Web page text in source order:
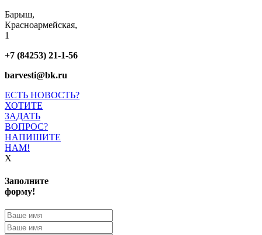
Барыш,
Красноармейская,
1
+7 (84253) 21-1-56
barvesti@bk.ru
ЕСТЬ НОВОСТЬ?
ХОТИТЕ
ЗАДАТЬ
ВОПРОС?
НАПИШИТЕ
НАМ!
X
Заполните
форму!